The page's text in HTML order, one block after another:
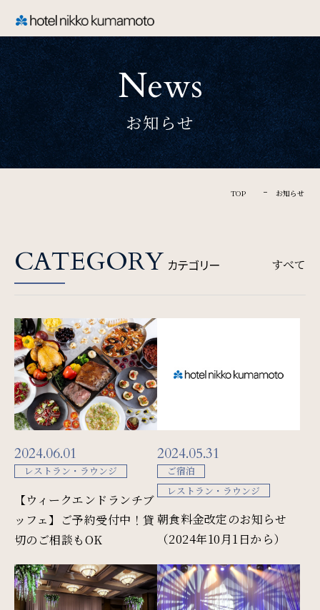
CLOSE
TOP
Welcome
ご宿泊
Restaurant & Lounge
レストラン&ラウンジ
Banquet
会議・ご宴会
Wedding
ウエディング
Access
アクセス
News
お知らせ
TOP お知らせ
CATEGORY カテゴリー すべて
2024.06.01
レストラン・ラウンジ
【ウィークエンドランチブ
ッフェ】ご予約受付中！貸
切のご相談もOK
2024.05.31
ご宿泊
レストラン・ラウンジ
朝食料金改定のお知らせ
（2024年10月1日から）